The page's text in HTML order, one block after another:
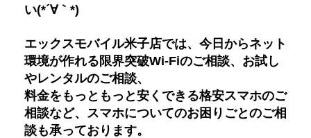
い(*´∀｀*)
エックスモバイル米子店では、今日からネット
環境が作れる限界突破Wi-Fiのご相談、お試し
やレンタルのご相談、
料金をもっともっと安くできる格安スマホのご
相談など、スマホについてのお困りごとのご相
談も承っております。